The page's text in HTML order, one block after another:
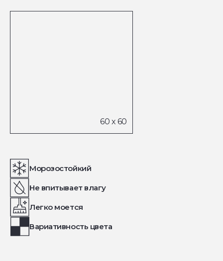
Морозостойкий
Не впитывает влагу
Легко моется
Вариативность цвета